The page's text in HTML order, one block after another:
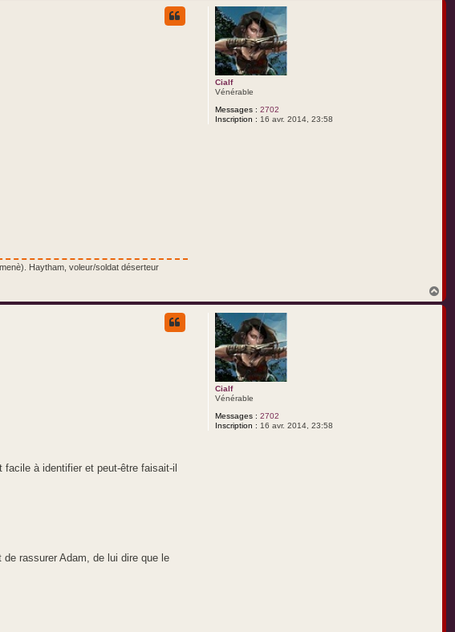
u
Cialf
Vénérable
Messages : 2702
Inscription : 16 avr. 2014, 23:58
Haytham, voleur/soldat déserteur
a
u
Cialf
Vénérable
Messages : 2702
Inscription : 16 avr. 2014, 23:58
à identifier et peut-être faisait-il
rassurer Adam, de lui dire que le